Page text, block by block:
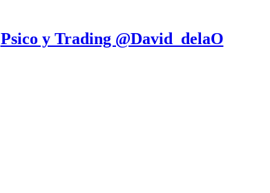
Psico y Trading @David_delaO